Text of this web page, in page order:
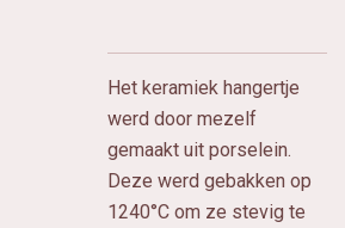
Het keramiek hangertje
werd door mezelf
gemaakt uit porselein.
Deze werd gebakken op
1240°C om ze stevig te